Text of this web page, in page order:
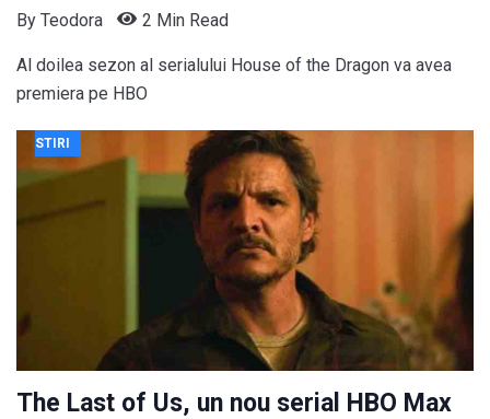
By Teodora 2 Min Read
Al doilea sezon al serialului House of the Dragon va avea
premiera pe HBO
STIRI
The Last of Us, un nou serial HBO Max